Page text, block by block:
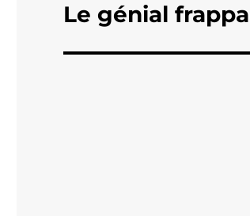
Publication
Le génial